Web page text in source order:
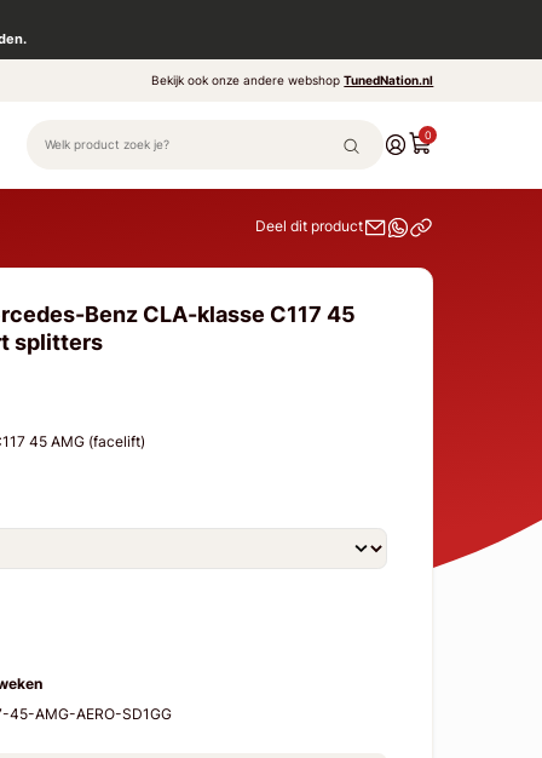
Bekijk ook onze andere webshopTunedNation.nl
0
Deel dit product
Benz CLA-klasse C117 45
splitters
45 AMG (facelift)
45-AMG-AERO-SD1GG